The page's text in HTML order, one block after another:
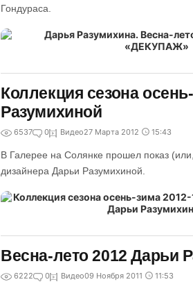
Гондураса.
Коллекция сезона
Разумихиной
6537 0 Видео27 Марта 2012 15:43
В Галерее на Солянке прошел показ
дизайнера Дарьи Разумихиной.
Весна-лето 2012 Дарьи
6222 0 Видео09 Ноября 2011 11:53